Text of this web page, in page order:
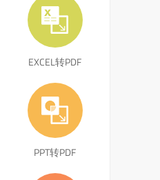
EXCEL转PDF
PPT转PDF